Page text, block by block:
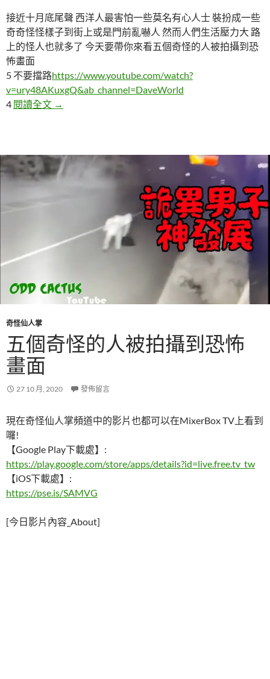
接近十月底尾聲 西洋人最害怕一些莫名有心人士 裝扮成一些
奇奇怪怪樣子到街上或是門前亂嚇人 然而人們生活壓力大 路
上的怪人也就多了 今天要帶你來看五個奇怪的人被拍攝到恐
怖畫面
5 不要擋路https://www.youtube.com/watch?
v=ury48AKuxgQ&ab_channel=DaveWorld
4 閱讀全文 五個奇怪的人被拍攝到恐怖畫面
→
奇怪仙人掌
五個奇怪的人被拍攝到恐怖
畫面
27 10 月, 2020 發佈留言
現在奇怪仙人掌頻道中的影片也都可以在MixerBox TV上看到
囉!
【Google Play下載處】:
https://play.google.com/store/apps/details?id=live.free.tv_tw
【iOS下載處】:
https://pse.is/SAMVG
[今日影片內容_About]